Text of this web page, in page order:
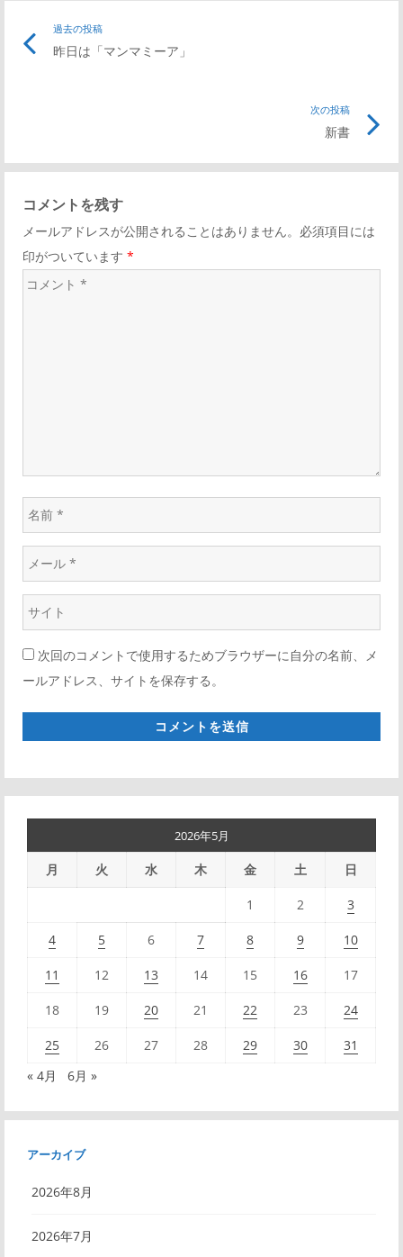
ビ
ゲ
ー
過去の投稿
昨日は「マンマミーア」
リ
次の投稿
新書
記
コメントを残す
メールアドレスが公開されることはありません。必須項目には
印がついています *
コ
名
前
ー
ル
*
ウ
ェ
ブ
サ
次回のコメントで使用するためブラウザーに自分の名前、メ
ールアドレス、サイトを保存する。
2026年5月
月 火 水 木 金 土 日
1 2 3
4 5 6 7 8 9 10
11 12 13 14 15 16 17
18 19 20 21 22 23 24
25 26 27 28 29 30
31
« 4月
6月 »
アーカイブ
2026年8月
2026年7月